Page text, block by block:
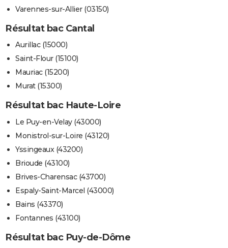
Varennes-sur-Allier (03150)
Résultat bac Cantal
Aurillac (15000)
Saint-Flour (15100)
Mauriac (15200)
Murat (15300)
Résultat bac Haute-Loire
Le Puy-en-Velay (43000)
Monistrol-sur-Loire (43120)
Yssingeaux (43200)
Brioude (43100)
Brives-Charensac (43700)
Espaly-Saint-Marcel (43000)
Bains (43370)
Fontannes (43100)
Résultat bac Puy-de-Dôme